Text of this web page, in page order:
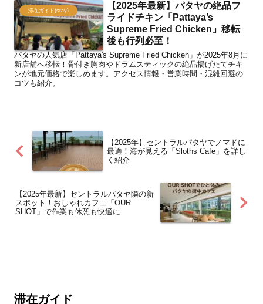
滞在ガイド(stay)
【2025年最新】パタヤの絶品フ
ライドチキン「Pattaya’s
Supreme Fried Chicken」移転
後も行列必至！
パタヤの人気店「Pattaya's Supreme Fried Chicken」が2025年8月に
新店舗へ移転！骨付き胸肉やドラムスティックの絶品揚げたてチキ
ンが地元価格で楽しめます。アクセス情報・営業時間・混雑回避の
コツも紹介。
【2025年】セントラルパタヤでノマドに
最適！海が見える「Sloths Cafe」を詳し
く紹介
【2025年最新】セントラルパタヤ隣の新
スポット！おしゃれカフェ「OUR
SHOT」で作業も休憩も快適に
滞在ガイド